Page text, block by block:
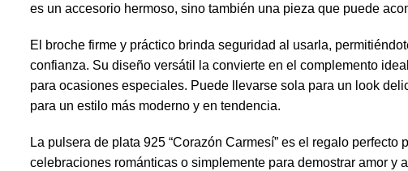
es un accesorio hermoso, sino también una pieza que puede
El broche firme y práctico brinda seguridad al usarla,
confianza. Su diseño versátil la convierte en el complemento
para ocasiones especiales. Puede llevarse sola para un look
para un estilo más moderno y en tendencia.
La pulsera de plata 925 “Corazón Carmesí” es el regalo perfecto
celebraciones románticas o simplemente para demostrar amor y